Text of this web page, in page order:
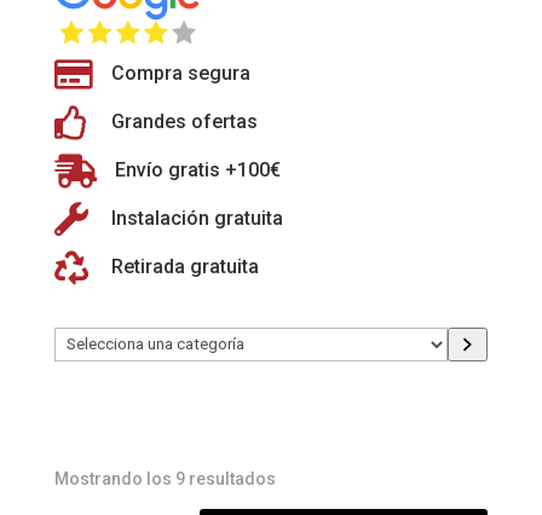
 Compra segura
 Grandes ofertas
 Envío gratis +100€
 Instalación gratuita
 Retirada gratuita
Selecciona
una
Mostrando los 9 resultados